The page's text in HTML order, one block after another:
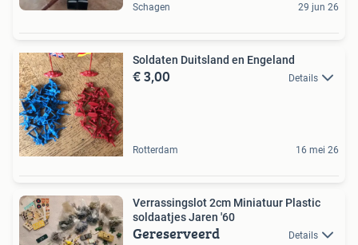
Schagen 29 jun 26
Soldaten Duitsland en Engeland
€ 3,00 Details
Rotterdam 16 mei 26
Verrassingslot 2cm Miniatuur Plastic
soldaatjes Jaren '60
Gereserveerd Details